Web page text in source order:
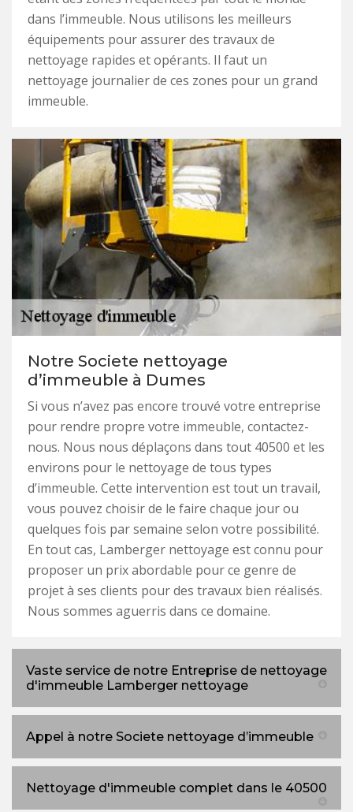
dans l’immeuble. Nous utilisons les meilleurs
équipements pour assurer des travaux de
nettoyage rapides et opérants. Il faut un
nettoyage journalier de ces zones pour un grand
immeuble.
Notre Societe nettoyage
d’immeuble à Dumes
Si vous n’avez pas encore trouvé votre entreprise
pour rendre propre votre immeuble, contactez-
nous. Nous nous déplaçons dans tout 40500 et les
environs pour le nettoyage de tous types
d’immeuble. Cette intervention est tout un travail,
vous pouvez choisir de le faire chaque jour ou
quelques fois par semaine selon votre possibilité.
En tout cas, Lamberger nettoyage est connu pour
proposer un prix abordable pour ce genre de
projet à ses clients pour des travaux bien réalisés.
Nous sommes aguerris dans ce domaine.
Vaste service de notre Entreprise de nettoyage
d'immeuble Lamberger nettoyage
Appel à notre Societe nettoyage d’immeuble
Nettoyage d'immeuble complet dans le 40500